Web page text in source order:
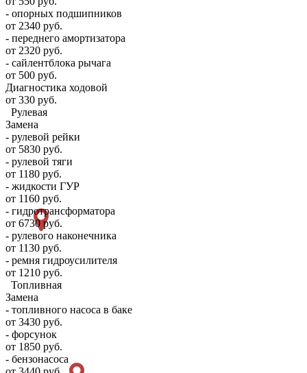
- опорных подшипников
от 2340 руб.
- переднего амортизатора
от 2320 руб.
- сайлентблока рычага
от 500 руб.
Диагностика ходовой
от 330 руб.
Рулевая
Замена
- рулевой рейки
от 5830 руб.
- рулевой тяги
от 1180 руб.
- жидкости ГУР
от 1160 руб.
- гидротрансформатора
от 6730 руб.
- рулевого наконечника
от 1130 руб.
- ремня гидроусилителя
от 1210 руб.
Топливная
Замена
- топливного насоса в баке
от 3430 руб.
- форсунок
от 1850 руб.
- бензонасоса